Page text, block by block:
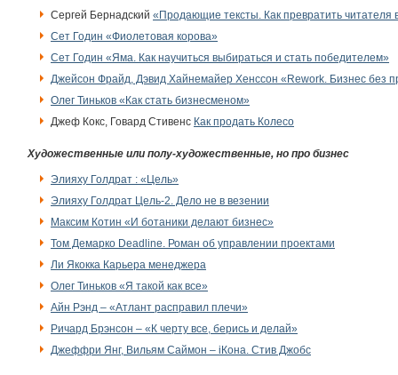
Сергей Бернадский «Продающие тексты. Как превратить читателя
Сет Годин «Фиолетовая корова»
Сет Годин «Яма. Как научиться выбираться и стать победителем»
Джейсон Фрайд, Дэвид Хайнемайер Хенссон «Rework. Бизнес без
Олег Тиньков «Как стать бизнесменом»
Джеф Кокс, Говард Стивенс Как продать Колесо
Художественные или полу-художественные, но про бизнес
Элияху Голдрат : «Цель»
Элияху Голдрат Цель-2. Дело не в везении
Максим Котин «И ботаники делают бизнес»
Том Демарко Deadline. Роман об управлении проектами
Ли Якокка Карьера менеджера
Олег Тиньков «Я такой как все»
Айн Рэнд – «Атлант расправил плечи»
Ричард Брэнсон – «К черту все, берись и делай»
Джеффри Янг, Вильям Саймон – iКона. Стив Джобс